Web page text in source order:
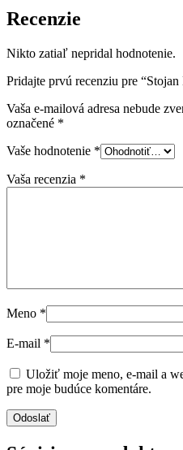
Recenzie
Nikto zatiaľ nepridal hodnotenie.
Pridajte prvú recenziu pre
Vaša e-mailová adresa nebude
označené *
Vaše hodnotenie *
Vaša recenzia *
Meno *
E-mail *
Uložiť moje meno, e-mail a
pre moje budúce komentáre.